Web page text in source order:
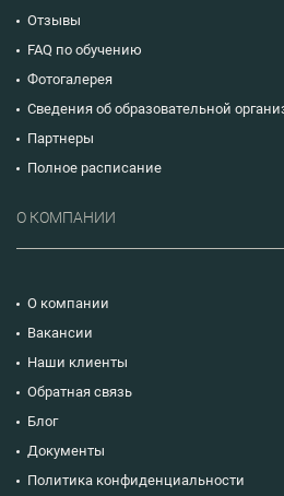
Отзывы
FAQ по обучению
Фотогалерея
Сведения об образовательной
Партнеры
Полное расписание
О КОМПАНИИ
О компании
Вакансии
Наши клиенты
Обратная связь
Блог
Документы
Политика конфиденциальности